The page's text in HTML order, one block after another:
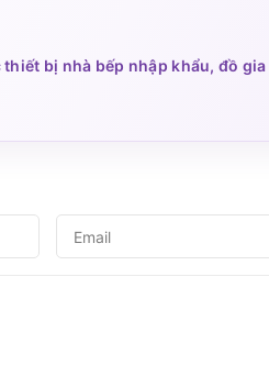
bị nhà bếp nhập khẩu, đồ